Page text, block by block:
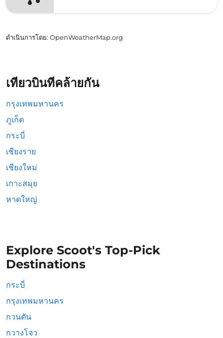
ดำเนินการโดย: OpenWeatherMap.org
เที่ยวบินที่คล้ายกัน
กรุงเทพมหานคร
ภูเก็ต
กระบี่
เชียงราย
เชียงใหม่
เกาะสมุย
หาดใหญ่
Explore Scoot's Top-Pick
Destinations
กระบี่
กรุงเทพมหานคร
กวนตัน
กวางโจว